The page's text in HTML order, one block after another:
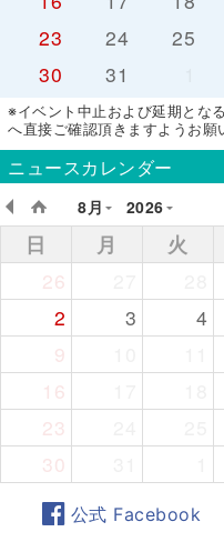
23
24 25
30
31
※イベント中止および延期とな
へ直接ご確認頂きますようお願
ニュースカレンダー
8月
2026
日 月 火
26
2
3 4
9
16
23
30
公式 Facebook